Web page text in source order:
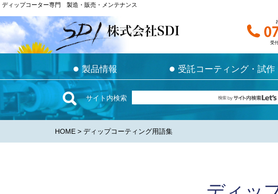
ディップコーター専門 製造・販売・メンテナンス
受
● 製品情報 ● 受託コーティング・試作
ディップコーター専門 製造・販売・メンテナンス
受
● 製品情報 ● 受託コーティング・試作
サイト内検索
HOME > ディップコーティング用語集